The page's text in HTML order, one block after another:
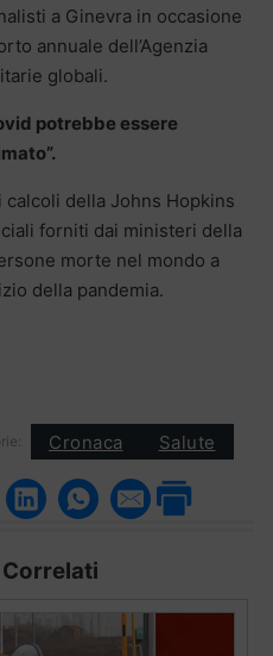
a Ginevra in occasione
annuale dell’Agenzia
globali.
potrebbe essere
calcoli della Johns Hopkins
forniti dai ministeri della
morte nel mondo a
della pandemia.
Cronaca Salute